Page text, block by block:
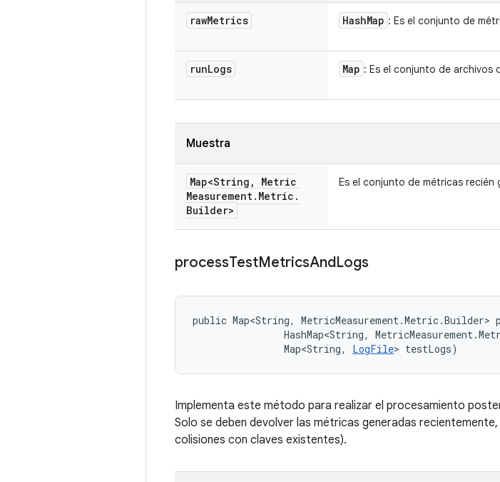
rawMetrics HashMap : Es el conjunto de
runLogs Map : Es el conjunto de archivos
Muestra
Map<String ,
Metric
Measurement. Metric .
Builder>
Es el conjunto de métricas
processTestMetricsAndLogs
public Map<String, MetricMeasurement.Metric.Builder>
HashMap<String,
                Map<String,
LogFile> testLogs)
Implementa este método para realizar el procesamiento
Solo se deben devolver las métricas generadas
colisiones con claves existentes).